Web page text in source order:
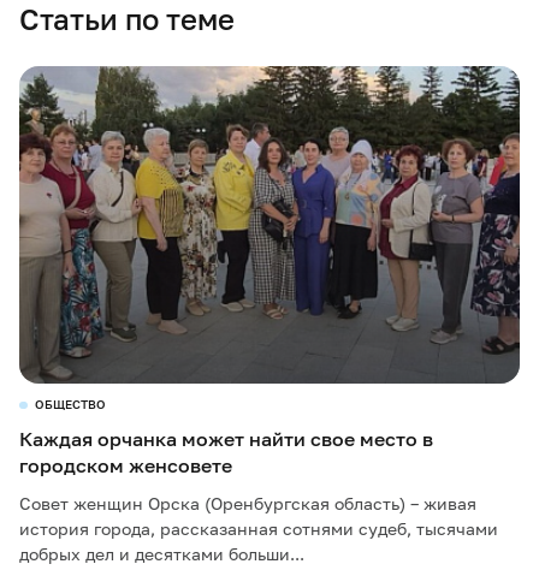
Статьи по теме
ОБЩЕСТВО
Каждая орчанка может найти свое место в
городском женсовете
Совет женщин Орска (Оренбургская область) – живая
история города, рассказанная сотнями судеб, тысячами
добрых дел и десятками больши...